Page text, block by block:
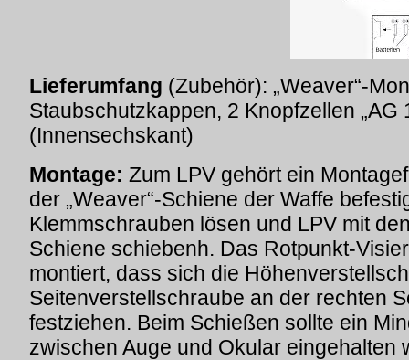
Lieferumfang (Zubehör): „Weaver“-
Staubschutzkappen, 2 Knopfzellen „AG
(Innensechskant)
Montage: Zum LPV gehört ein
der „Weaver“-Schiene der Waffe
Klemmschrauben lösen und LPV mit
Schiene schiebenh. Das Rotpunkt-
montiert, dass sich die
Seitenverstellschraube an der rechten
festziehen. Beim Schießen sollte ein
zwischen Auge und Okular eingehalten